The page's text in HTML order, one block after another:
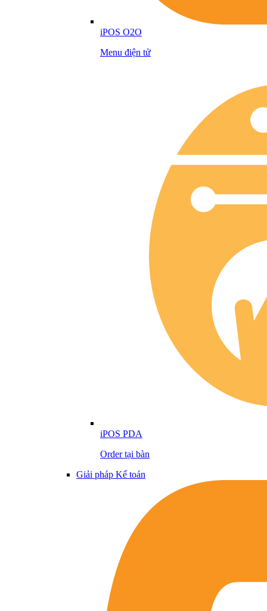
iPOS O2O
Menu điện tử
iPOS PDA
Order tại bàn
Giải pháp Kế toán